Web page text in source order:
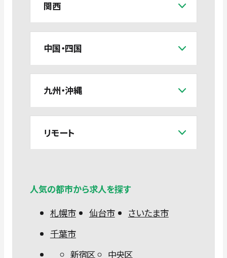
関西
中国・四国
九州・沖縄
リモート
人気の都市から求人を探す
札幌市
仙台市
さいたま市
千葉市
新宿区
中央区